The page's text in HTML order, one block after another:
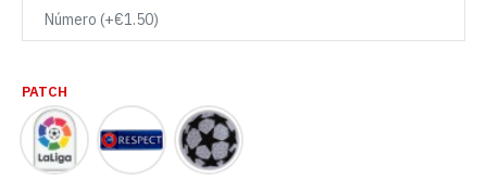
PATCH